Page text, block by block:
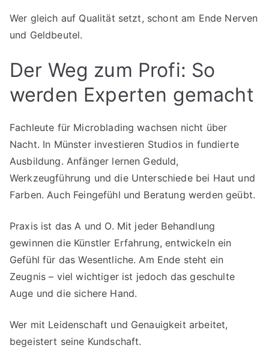
Wer gleich auf Qualität setzt, schont am Ende Nerven
und Geldbeutel.
Der Weg zum Profi: So
werden Experten gemacht
Fachleute für Microblading wachsen nicht über
Nacht. In Münster investieren Studios in fundierte
Ausbildung. Anfänger lernen Geduld,
Werkzeugführung und die Unterschiede bei Haut und
Farben. Auch Feingefühl und Beratung werden geübt.
Praxis ist das A und O. Mit jeder Behandlung
gewinnen die Künstler Erfahrung, entwickeln ein
Gefühl für das Wesentliche. Am Ende steht ein
Zeugnis – viel wichtiger ist jedoch das geschulte
Auge und die sichere Hand.
Wer mit Leidenschaft und Genauigkeit arbeitet,
begeistert seine Kundschaft.